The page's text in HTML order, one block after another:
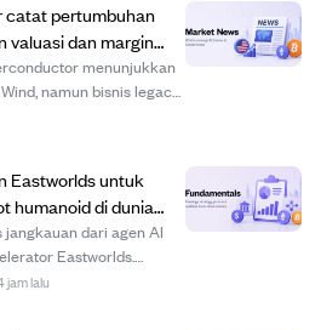
pertumbuhan
valuasi dan margin
menunjukkan
namun bisnis legacy
pergeseran
Eastworlds untuk
humanoid di dunia
dari agen AI
Eastworlds.
akses ke robot
jam lalu